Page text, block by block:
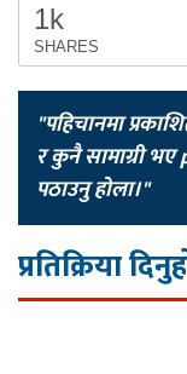
1k
SHARES
"पहिचानमा
र कुनै सामाग्री भए
पठाउनु होला।"
प्रतिक्रिया